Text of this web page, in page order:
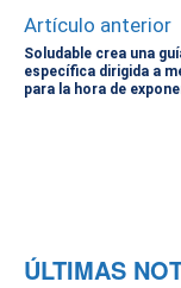
Artículo anterior
Soludable crea una
específica dirigida a
para la hora de
ÚLTIMAS